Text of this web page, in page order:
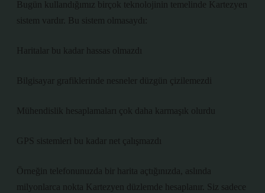
Bugün kullandığımız birçok teknolojinin temelinde Kartezyen
sistem vardır. Bu sistem olmasaydı:
Haritalar bu kadar hassas olmazdı
Bilgisayar grafiklerinde nesneler düzgün çizilemezdi
Mühendislik hesaplamaları çok daha karmaşık olurdu
GPS sistemleri bu kadar net çalışmazdı
Örneğin telefonunuzda bir harita açtığınızda, aslında
milyonlarca nokta Kartezyen düzlemde hesaplanır. Siz sadece